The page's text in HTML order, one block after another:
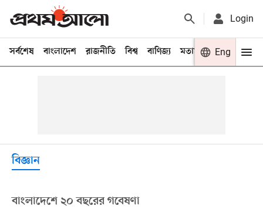
Login
সর্বশেষ বাংলাদেশ রাজনীতি বিশ্ব বাণিজ্য মতামত খেলা
Eng
বিজ্ঞান
বাংলাদেশে ২০ বছরের গবেষণা